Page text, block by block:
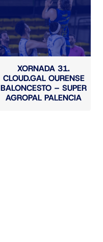
XORNADA 31.
CLOUD.GAL OURENSE
BALONCESTO – SUPER
AGROPAL PALENCIA